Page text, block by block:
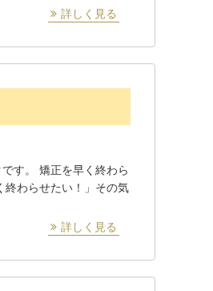
詳しく見る
す。 矯正を早く終わら
終わらせたい！」その気
詳しく見る